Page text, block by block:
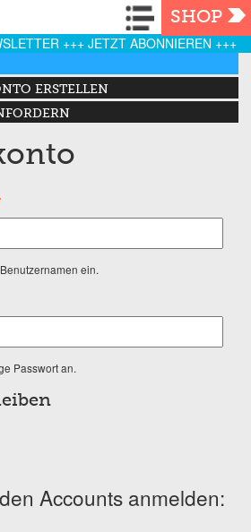
Navigation
SHOP
+++ JETZT ABONNIEREN +++
ERSTELLEN
ein.
Passwort an.
Accounts anmelden: